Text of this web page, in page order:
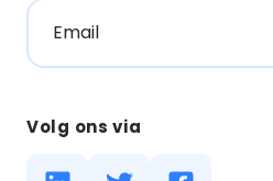
Email
Volg ons via